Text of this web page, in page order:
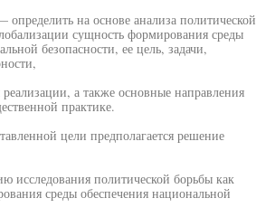
определить на основе анализа политической
сущность формирования среды
безопасности, ее цель, задачи,
а также основные направления
практике.
цели предполагается решение
исследования политической борьбы как
среды обеспечения национальной